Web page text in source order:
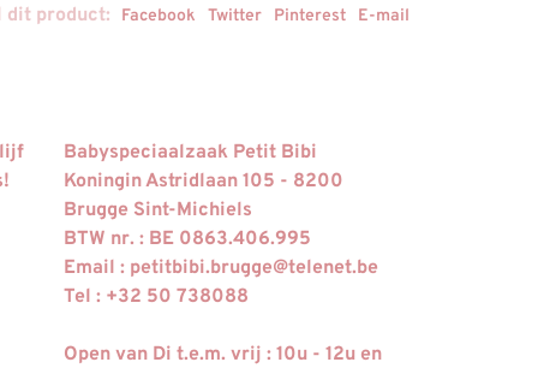
dit product: Facebook Twitter Pinterest E-mail
Babyspeciaalzaak Petit Bibi
Koningin Astridlaan 105 - 8200
Brugge Sint-Michiels
BTW nr. : BE 0863.406.995
Email : petitbibi.brugge@telenet.be
Tel : +32 50 738088
Open van Di t.e.m. vrij : 10u - 12u en